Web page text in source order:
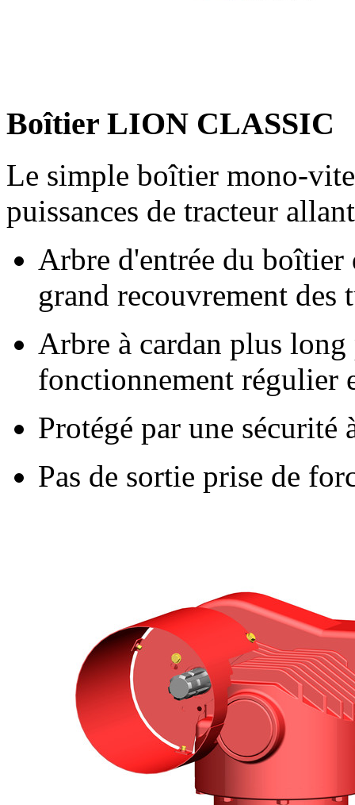
Boîtier LION CLASSIC
Le simple boîtier mono-
puissances de tracteur
Arbre d'entrée du
grand recouvrement des
Arbre à cardan plus
fonctionnement régulier
Protégé par une sécurité
Pas de sortie prise de